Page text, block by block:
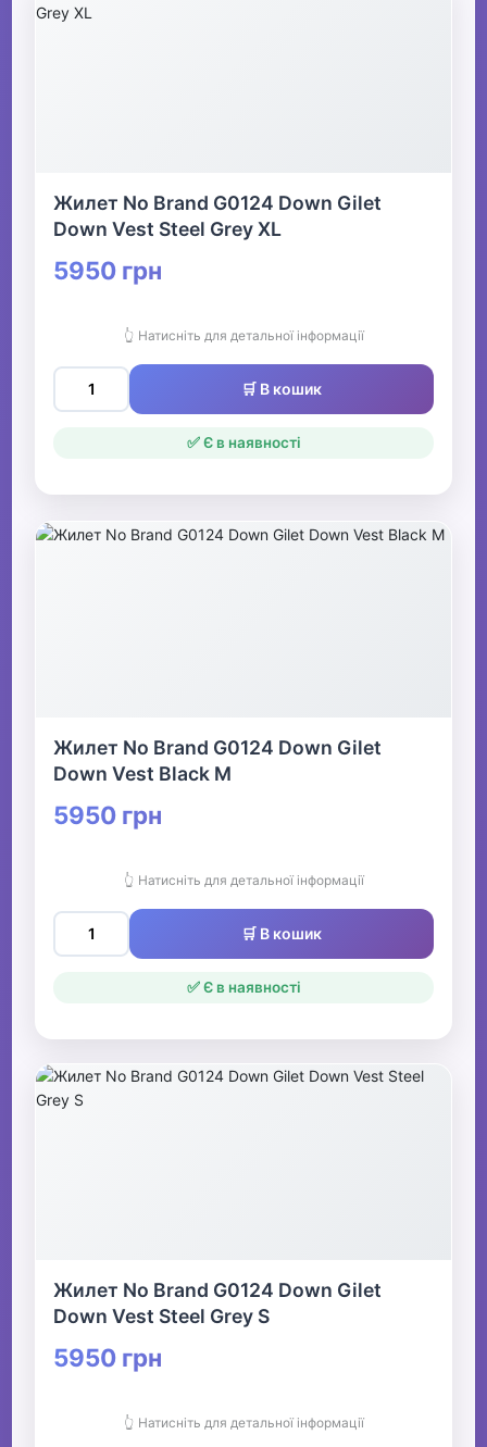
Жилет No Brand G0124 Down Gilet
Down Vest Steel Grey XL
5950 грн
👆 Натисніть для детальної інформації
🛒 В кошик
✅ Є в наявності
Жилет No Brand G0124 Down Gilet
Down Vest Black M
5950 грн
👆 Натисніть для детальної інформації
🛒 В кошик
✅ Є в наявності
Жилет No Brand G0124 Down Gilet
Down Vest Steel Grey S
5950 грн
👆 Натисніть для детальної інформації